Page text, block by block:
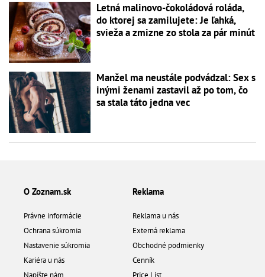
Letná malinovo-čokoládová roláda,
do ktorej sa zamilujete: Je ľahká,
svieža a zmizne zo stola za pár minút
Manžel ma neustále podvádzal: Sex s
inými ženami zastavil až po tom, čo
sa stala táto jedna vec
O Zoznam.sk
Právne informácie
Ochrana súkromia
Nastavenie súkromia
Kariéra u nás
Napíšte nám
Reklama
Reklama u nás
Externá reklama
Obchodné podmienky
Cenník
Price List